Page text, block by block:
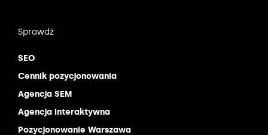
Sprawdź
SEO
Cennik pozycjonowania
Agencja SEM
Agencja interaktywna
Pozycjonowanie Warszawa